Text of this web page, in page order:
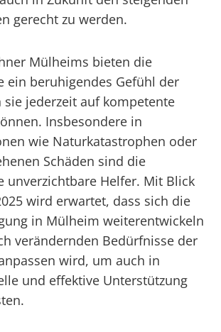
gerecht zu werden.
Mülheims bieten die
ein beruhigendes Gefühl der
sie jederzeit auf kompetente
Insbesondere in
wie Naturkatastrophen oder
Schäden sind die
unverzichtbare Helfer. Mit Blick
wird erwartet, dass sich die
in Mülheim weiterentwickeln
verändernden Bedürfnisse der
wird, um auch in
und effektive Unterstützung